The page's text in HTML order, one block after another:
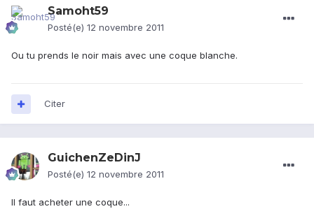
Samoht59
Posté(e) 12 novembre 2011
Ou tu prends le noir mais avec une coque blanche.
Citer
GuichenZeDinJ
Posté(e) 12 novembre 2011
Il faut acheter une coque...